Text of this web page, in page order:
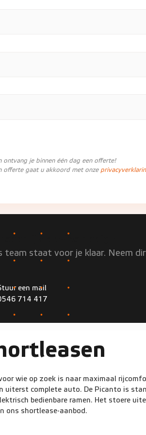
ontvang je binnen één dag een offerte!
offerte gaat u akkoord met onze
team staat voor je klaar. Neem
een mail
714 417
wie op zoek is naar maximaal
uiterst complete auto. De Picanto is
bedienbare ramen. Het stoere
ons shortlease-aanbod.